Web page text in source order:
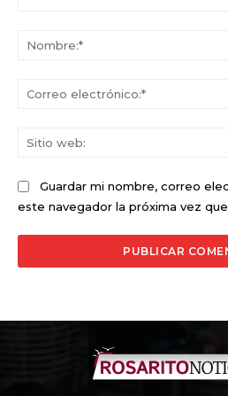
Guardar mi nombre, correo
este navegador la próxima vez